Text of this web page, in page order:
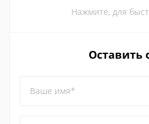
Нажмите, для
Оставить
Ваше имя*